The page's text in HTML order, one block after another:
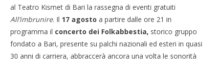
al Teatro Kismet di Bari la rassegna di eventi gratuiti
All’imbrunire. Il 17 agosto a partire dalle ore 21 in
programma il concerto dei Folkabbestia, storico gruppo
fondato a Bari, presente su palchi nazionali ed esteri in quasi
30 anni di carriera, abbraccerà ancora una volta le sonorità